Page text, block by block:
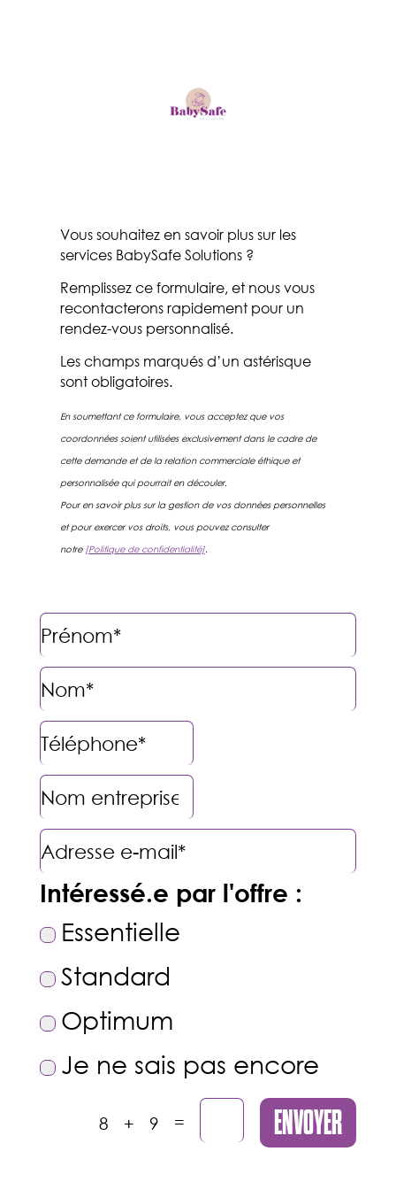
Vous souhaitez en savoir plus sur les
services BabySafe Solutions ?
Remplissez ce formulaire, et nous vous
recontacterons rapidement pour un
rendez-vous personnalisé.
Les champs marqués d’un astérisque
sont obligatoires.
En soumettant ce formulaire, vous acceptez que vos
coordonnées soient utilisées exclusivement dans le cadre de
cette demande et de la relation commerciale éthique et
personnalisée qui pourrait en découler.
Pour en savoir plus sur la gestion de vos données personnelles
et pour exercer vos droits, vous pouvez consulter
notre [Politique de confidentialité]
Intéressé.e par l'offre :
Essentielle
Standard
Optimum
Je ne sais pas encore
8 + 9 = ENVOYER